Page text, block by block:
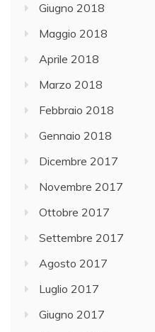
Giugno 2018
Maggio 2018
Aprile 2018
Marzo 2018
Febbraio 2018
Gennaio 2018
Dicembre 2017
Novembre 2017
Ottobre 2017
Settembre 2017
Agosto 2017
Luglio 2017
Giugno 2017